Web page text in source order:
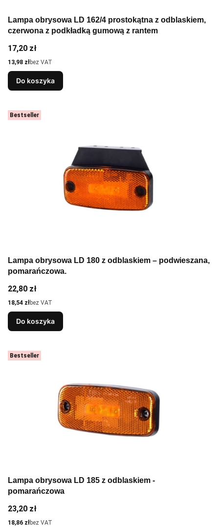
Lampa obrysowa LD 162/4 prostokątna z odblaskiem,
czerwona z podkładką gumową z rantem
Cena
17,20 zł
Cena
13,98 złbez VAT
Do koszyka
Bestseller
Lampa obrysowa LD 180 z odblaskiem – podwieszana,
pomarańczowa.
Cena
22,80 zł
Cena
18,54 złbez VAT
Do koszyka
Bestseller
Lampa obrysowa LD 185 z odblaskiem -
pomarańczowa
Cena
23,20 zł
Cena
18,86 złbez VAT